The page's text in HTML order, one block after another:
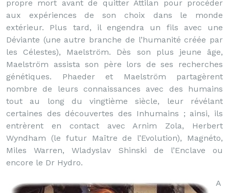
propre mort avant de quitter Attilan pour procéder
aux expériences de son choix dans le monde
extérieur. Plus tard, il engendra un fils avec une
Déviante (une autre branche de l’humanité créée par
les Célestes), Maelström. Dès son plus jeune âge,
Maelström assista son père lors de ses recherches
génétiques. Phaeder et Maelström partagèrent
nombre de leurs connaissances avec des humains
tout au long du vingtième siècle, leur révélant
certaines des découvertes des Inhumains ; ainsi, ils
entrèrent en contact avec Arnim Zola, Herbert
Wyndham (le futur Maître de l’Evolution), Magnéto,
Miles Warren, Wladyslav Shinski de l’Enclave ou
encore le Dr Hydro.
A